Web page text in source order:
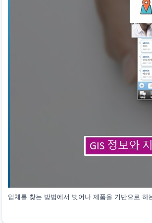
업체를 찾는 방법에서 벗어나 제품을 기반으로